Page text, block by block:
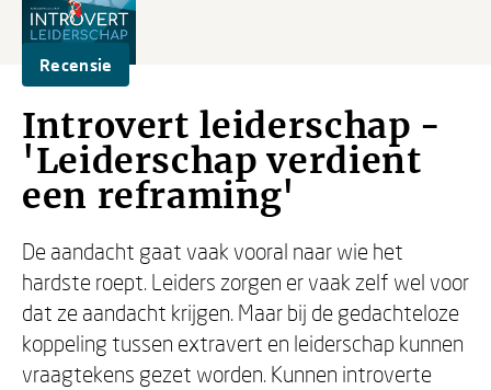
Recensie
Introvert leiderschap -
'Leiderschap verdient
een reframing'
De aandacht gaat vaak vooral naar wie het
hardste roept. Leiders zorgen er vaak zelf wel voor
dat ze aandacht krijgen. Maar bij de gedachteloze
koppeling tussen extravert en leiderschap kunnen
vraagtekens gezet worden. Kunnen introverte